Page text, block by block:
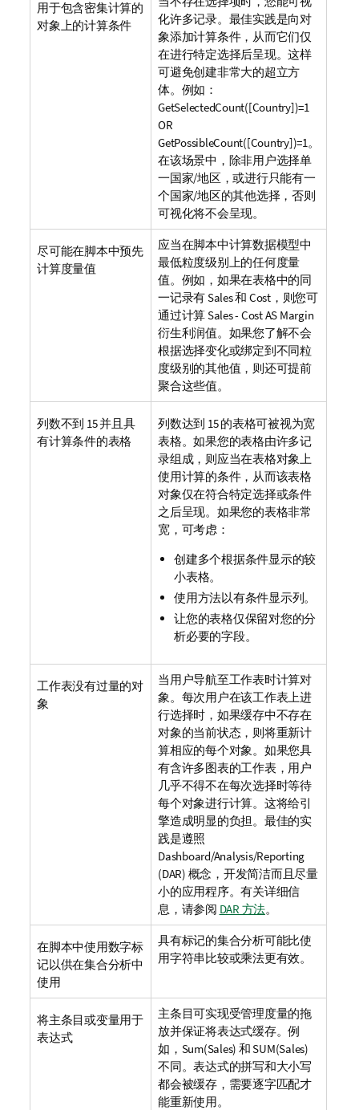
用于包含密集计算的
对象上的计算条件
化许多记录。最佳实践是向对
象添加计算条件，从而它们仅
在进行特定选择后呈现。这样
可避免创建非常大的超立方
体。例如：
GetSelectedCount([Country])=1
OR
GetPossibleCount([Country])=1 。
在该场景中，除非用户选择单
一国家/地区，或进行只能有一
个国家/地区的其他选择，否则
可视化将不会呈现。
尽可能在脚本中预先
计算度量值
应当在脚本中计算数据模型中
最低粒度级别上的任何度量
值。例如，如果在表格中的同
一记录有Sales和 Cost，则您可
通过计算Sales - Cost AS Margin
衍生利润值。如果您了解不会
根据选择变化或绑定到不同粒
度级别的其他值，则还可提前
聚合这些值。
列数不到 15 并且具
有计算条件的表格
列数达到 15 的表格可被视为宽
表格。如果您的表格由许多记
录组成，则应当在表格对象上
使用计算的条件，从而该表格
对象仅在符合特定选择或条件
之后呈现。如果您的表格非常
宽，可考虑：
创建多个根据条件显示的较
小表格。
使用方法以有条件显示列。
让您的表格仅保留对您的分
析必要的字段。
工作表没有过量的对
象
当用户导航至工作表时计算对
象。每次用户在该工作表上进
行选择时，如果缓存中不存在
对象的当前状态，则将重新计
算相应的每个对象。如果您具
有含许多图表的工作表，用户
几乎不得不在每次选择时等待
每个对象进行计算。这将给引
擎造成明显的负担。最佳的实
践是遵照
Dashboard/Analysis/Reporting
(DAR) 概念，开发简洁而且尽量
小的应用程序。有关详细信
息，请参阅 DAR 方法。
在脚本中使用数字标
记以供在集合分析中
使用
具有标记的集合分析可能比使
用字符串比较或乘法更有效。
将主条目或变量用于
表达式
主条目可实现受管理度量的拖
放并保证将表达式缓存。例
如， Sum(Sales) 和SUM(Sales)
不同。表达式的拼写和大小写
都会被缓存，需要逐字匹配才
能重新使用。